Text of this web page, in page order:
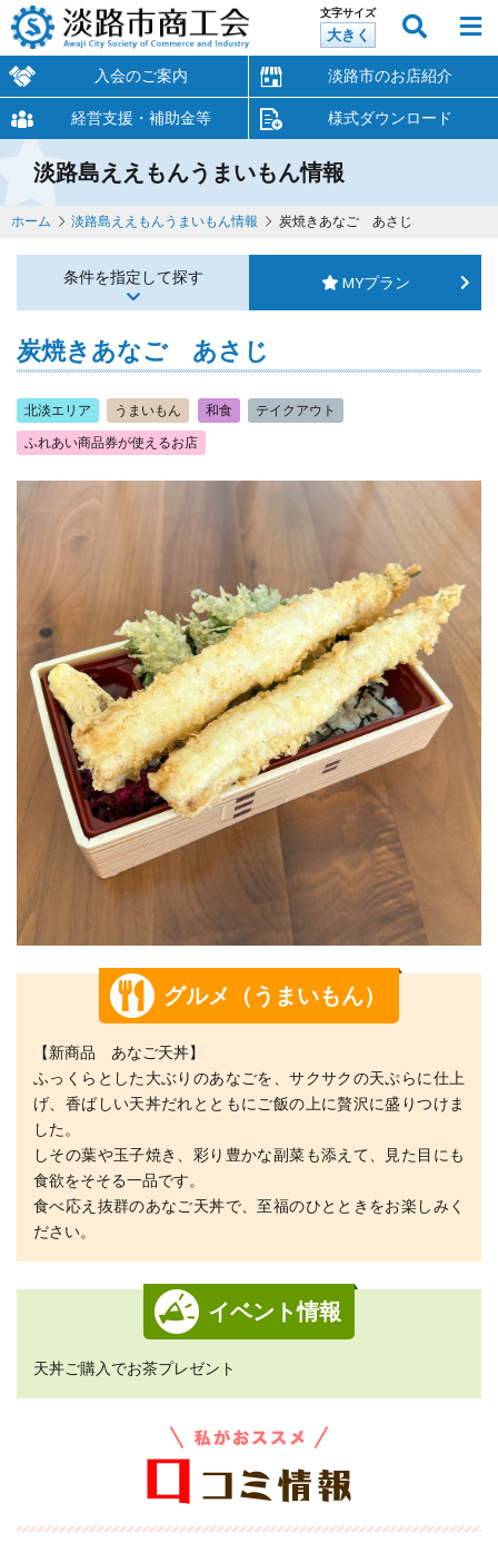
文字サイズ
大きく
入会のご案内 淡路市のお店紹介
経営支援・補助金等 様式ダウンロード
淡路島ええもんうまいもん情報
ホーム 淡路島ええもんうまいもん情報 炭焼きあなご あさじ
条件を指定して探す MYプラン
炭焼きあなご あさじ
北淡エリア うまいもん 和食
テイクアウト
ふれあい商品券が使えるお店
グルメ（うまいもん）
【新商品 あなご天丼】
ふっくらとした大ぶりのあなごを、サクサクの天ぷらに仕上
げ、香ばしい天丼だれとともにご飯の上に贅沢に盛りつけま
した。
しその葉や玉子焼き、彩り豊かな副菜も添えて、見た目にも
食欲をそそる一品です。
食べ応え抜群のあなご天丼で、至福のひとときをお楽しみく
ださい。
イベント情報
天丼ご購入でお茶プレゼント